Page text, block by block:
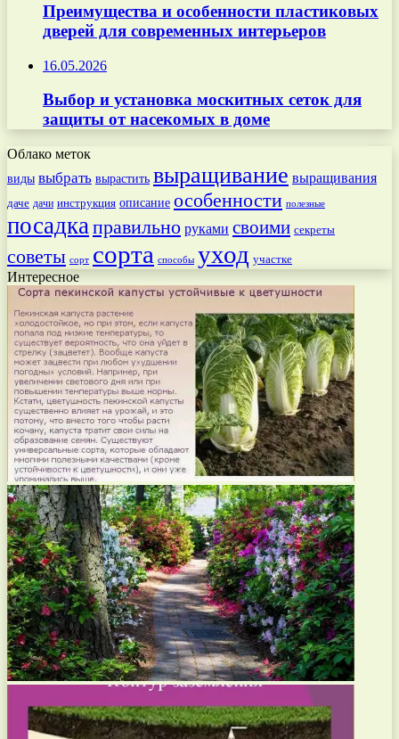
Преимущества и особенности пластиковых
дверей для современных интерьеров
16.05.2026
Выбор и установка москитных сеток для
защиты от насекомых в доме
Облако меток
виды выбрать вырастить выращивание выращивания
даче дачи инструкция описание особенности полезные
посадкаправильно руками своими секреты
советы сорт сорта способы уход участке
Интересное